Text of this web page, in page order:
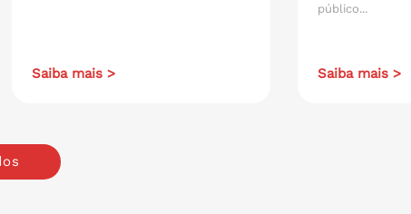
Saiba mais >
público...
Saiba mais >